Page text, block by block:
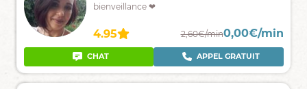
sincère
sans
jugement
en
amour,travail
et
4.97 3,20€/min 0,00€/min
CHAT
bienveillance ❤
4.95 2,60€/min0,00€/min
CHAT APPEL GRATUIT